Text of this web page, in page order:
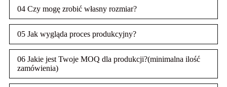
04 Czy mogę zrobić własny rozmiar?
05 Jak wygląda proces produkcyjny?
06 Jakie jest Twoje MOQ dla produkcji?(minimalna ilość
zamówienia)